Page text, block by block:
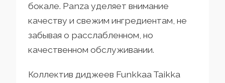
бокале. Panza уделяет внимание
качеству и свежим ингредиентам, не
забывая о расслабленном, но
качественном обслуживании.
Коллектив диджеев Funkkaa Taikka